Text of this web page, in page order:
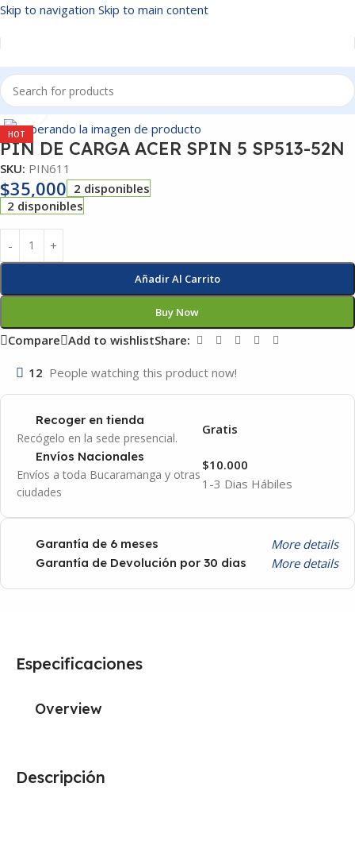
Skip to navigation Skip to main content
Inicio/PIN DE CARGA
HOT
Click to enlarge
PIN DE CARGA ACER SPIN 5 SP513-52N
SKU: PIN611
$35,000 2 disponibles
2 disponibles
Añadir Al Carrito
Buy Now
Compare Add to wishlistShare:
12 People watching this product now!
Recoger en tienda
Recógelo en la sede presencial.
Gratis
Envíos Nacionales
Envíos a toda Bucaramanga y otras
ciudades
1-3 Dias Hábiles
$10.000
Garantía de 6 meses More details
Garantía de Devolución por 30 dias More details
Descripción
Especificaciones
Overview